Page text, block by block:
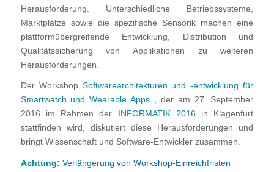
Herausforderung. Unterschiedliche Betriebssysteme,
Marktplätze sowie die spezifische Sensorik machen eine
plattformübergreifende Entwicklung, Distribution und
Qualitätssicherung von Applikationen zu weiteren
Herausforderungen.
Der Workshop Softwarearchitekturen und -entwicklung für
Smartwatch und Wearable Apps , der am 27. September
2016 im Rahmen der INFORMATIK 2016in Klagenfurt
stattfinden wird, diskutiert diese Herausforderungen und
bringt Wissenschaft und Software-Entwickler zusammen.
Achtung: Verlängerung von Workshop-Einreichfristen